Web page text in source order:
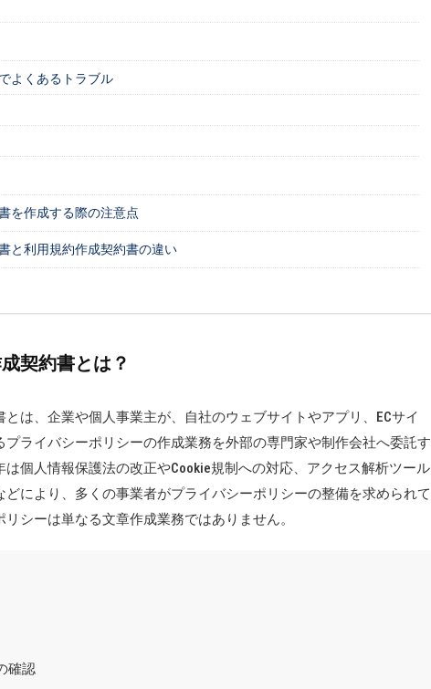
よくあるトラブル
を作成する際の注意点
と利用規約作成契約書の違い
契約書とは？
は、企業や個人事業主が、自社のウェブサイトやアプリ、ECサイ
プライバシーポリシーの作成業務を外部の専門家や制作会社へ委託す
個人情報保護法の改正やCookie規制への対応、アクセス解析ツール
により、多くの事業者がプライバシーポリシーの整備を求められて
シーは単なる文章作成業務ではありません。
確認